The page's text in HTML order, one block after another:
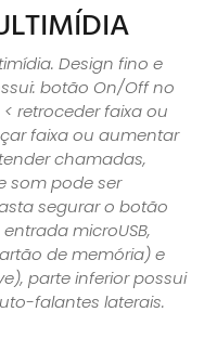
Design fino e
botão On/Off no
retroceder faixa ou
faixa ou aumentar
chamadas,
som pode ser
segurar o botão
microUSB,
de memória) e
parte inferior possui
falantes laterais.